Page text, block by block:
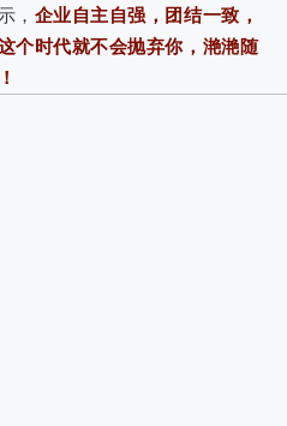
， 企业自主自强，团结一致，
个时代就不会抛弃你，滟滟随